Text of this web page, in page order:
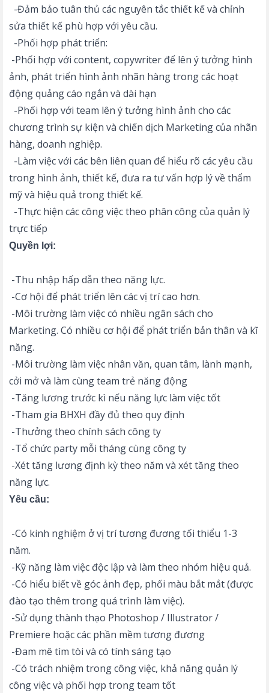
-Đảm bảo tuân thủ các nguyên tắc thiết kế và chỉnh
sửa thiết kế phù hợp với yêu cầu.
-Phối hợp phát triển:
-Phối hợp với content, copywriter để lên ý tưởng hình
ảnh, phát triển hình ảnh nhãn hàng trong các hoạt
động quảng cáo ngắn và dài hạn
-Phối hợp với team lên ý tưởng hình ảnh cho các
chương trình sự kiện và chiến dịch Marketing của nhãn
hàng, doanh nghiệp.
-Làm việc với các bên liên quan để hiểu rõ các yêu cầu
trong hình ảnh, thiết kế, đưa ra tư vấn hợp lý về thẩm
mỹ và hiệu quả trong thiết kế.
-Thực hiện các công việc theo phân công của quản lý
trực tiếp
Quyền lợi:
-Thu nhập hấp dẫn theo năng lực.
-Cơ hội để phát triển lên các vị trí cao hơn.
-Môi trường làm việc có nhiều ngân sách cho
Marketing. Có nhiều cơ hội để phát triển bản thân và kĩ
năng.
-Môi trường làm việc nhân văn, quan tâm, lành mạnh,
cởi mở và làm cùng team trẻ năng động
-Tăng lương trước kì nếu năng lực làm việc tốt
-Tham gia BHXH đầy đủ theo quy định
-Thưởng theo chính sách công ty
-Tổ chức party mỗi tháng cùng công ty
-Xét tăng lương định kỳ theo năm và xét tăng theo
năng lực.
Yêu cầu:
-Có kinh nghiệm ở vị trí tương đương tối thiểu 1-3
năm.
-Kỹ năng làm việc độc lập và làm theo nhóm hiệu quả.
-Có hiểu biết về góc ảnh đẹp, phối màu bắt mắt (được
đào tạo thêm trong quá trình làm việc).
-Sử dụng thành thạo Photoshop / Illustrator /
Premiere hoặc các phần mềm tương đương
-Đam mê tìm tòi và có tính sáng tạo
-Có trách nhiệm trong công việc, khả năng quản lý
công việc và phối hợp trong team tốt